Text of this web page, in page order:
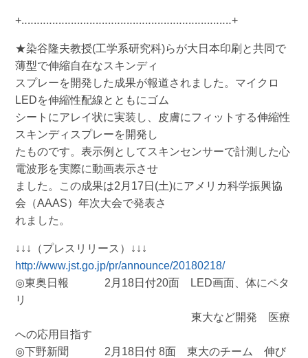
+‥‥‥‥‥‥‥‥‥‥‥‥‥‥‥‥‥‥‥‥‥‥‥‥‥‥‥‥‥‥‥‥‥‥+
★染谷隆夫教授(工学系研究科)らが大日本印刷と共同で
薄型で伸縮自在なスキンディ
スプレーを開発した成果が報道されました。マイクロ
LEDを伸縮性配線とともにゴム
シートにアレイ状に実装し、皮膚にフィットする伸縮性
スキンディスプレーを開発し
たものです。表示例としてスキンセンサーで計測した心
電波形を実際に動画表示させ
ました。この成果は2月17日(土)にアメリカ科学振興協
会（AAAS）年次大会で発表さ
れました。
↓↓↓（プレスリリース）↓↓↓
http://www.jst.go.jp/pr/announce/20180218/
◎東奥日報 2月18日付20面 LED画面、体にペタ
リ
東大など開発 医療
への応用目指す
◎下野新聞 2月18日付 8面 東大のチーム 伸び